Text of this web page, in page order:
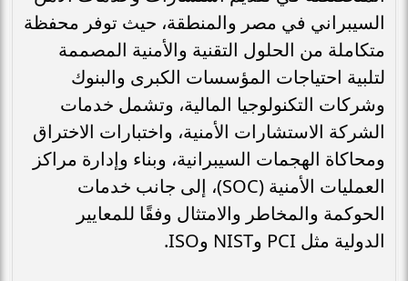
السيبراني في مصر والمنطقة، حيث توفر محفظة
متكاملة من الحلول التقنية والأمنية المصممة
لتلبية احتياجات المؤسسات الكبرى والبنوك
وشركات التكنولوجيا المالية، وتشمل خدمات
الشركة الاستشارات الأمنية، واختبارات الاختراق
ومحاكاة الهجمات السيبرانية، وبناء وإدارة مراكز
العمليات الأمنية (SOC)، إلى جانب خدمات
الحوكمة والمخاطر والامتثال وفقًا للمعايير
الدولية مثل PCI وNIST وISO.